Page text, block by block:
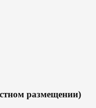
размещении)